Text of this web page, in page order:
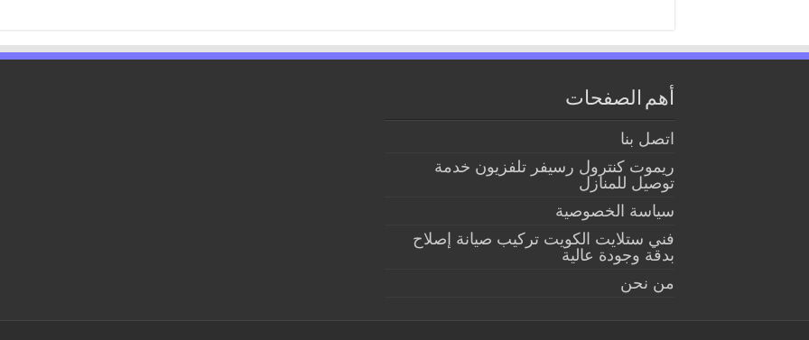
أهم الصفحات
اتصل بنا
ريموت كنترول رسيفر تلفزيون خدمة
توصيل للمنازل
سياسة الخصوصية
فني ستلايت الكويت تركيب صيانة إصلاح
بدقة وجودة عالية
من نحن